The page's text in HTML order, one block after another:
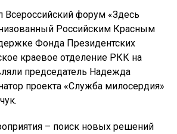
форум «Здесь
Российским Красным
Фонда Президентских
краевое отделение РКК на
председатель Надежда
проекта «Служба милосердия»
– поиск новых решений